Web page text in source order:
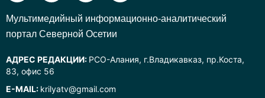
Mультимедийный информационно-аналитический
портал Северной Осетии
АДРЕС РЕДАКЦИИ: РСО-Алания, г.Владикавказ, пр.Коста,
83, офис 56
E-MAIL: krilyatv@gmail.com